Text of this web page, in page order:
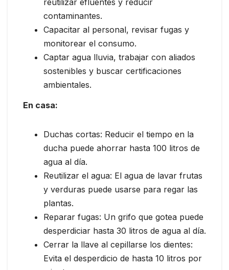
reutilizar efluentes y reducir
contaminantes.
Capacitar al personal, revisar fugas y
monitorear el consumo.
Captar agua lluvia, trabajar con aliados
sostenibles y buscar certificaciones
ambientales.
En casa:
Duchas cortas: Reducir el tiempo en la
ducha puede ahorrar hasta 100 litros de
agua al día.
Reutilizar el agua: El agua de lavar frutas
y verduras puede usarse para regar las
plantas.
Reparar fugas: Un grifo que gotea puede
desperdiciar hasta 30 litros de agua al día.
Cerrar la llave al cepillarse los dientes:
Evita el desperdicio de hasta 10 litros por